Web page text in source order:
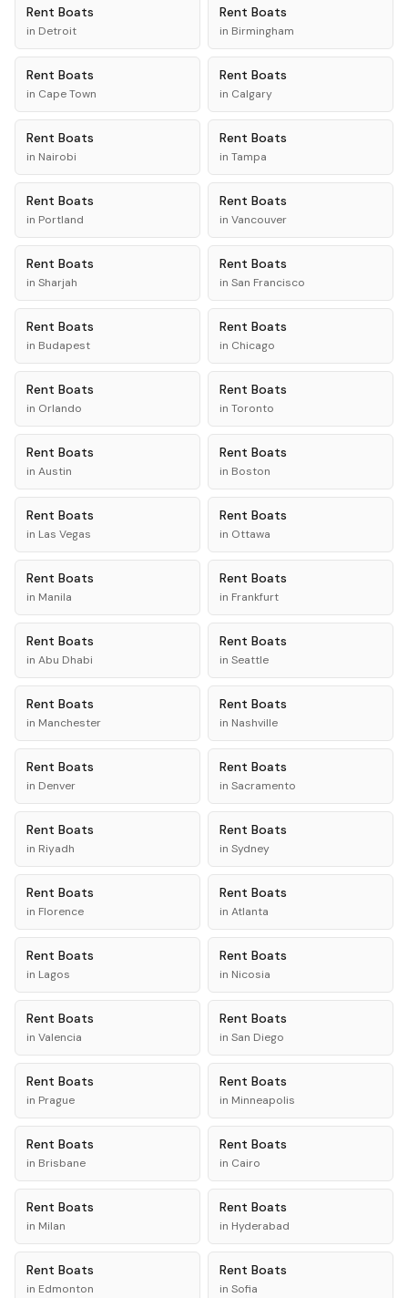
Rent Boats
in Detroit
Rent Boats
in Birmingham
Rent Boats
in Cape Town
Rent Boats
in Calgary
Rent Boats
in Nairobi
Rent Boats
in Tampa
Rent Boats
in Portland
Rent Boats
in Vancouver
Rent Boats
in Sharjah
Rent Boats
in San Francisco
Rent Boats
in Budapest
Rent Boats
in Chicago
Rent Boats
in Orlando
Rent Boats
in Toronto
Rent Boats
in Austin
Rent Boats
in Boston
Rent Boats
in Las Vegas
Rent Boats
in Ottawa
Rent Boats
in Manila
Rent Boats
in Frankfurt
Rent Boats
in Abu Dhabi
Rent Boats
in Seattle
Rent Boats
in Manchester
Rent Boats
in Nashville
Rent Boats
in Denver
Rent Boats
in Sacramento
Rent Boats
in Riyadh
Rent Boats
in Sydney
Rent Boats
in Florence
Rent Boats
in Atlanta
Rent Boats
in Lagos
Rent Boats
in Nicosia
Rent Boats
in Valencia
Rent Boats
in San Diego
Rent Boats
in Prague
Rent Boats
in Minneapolis
Rent Boats
in Brisbane
Rent Boats
in Cairo
Rent Boats
in Milan
Rent Boats
in Hyderabad
Rent Boats
in Edmonton
Rent Boats
in Sofia